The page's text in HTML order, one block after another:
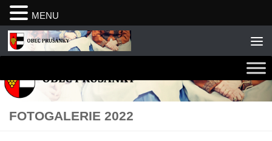
Skip to content
FOTOGALERIE 2022
MENU